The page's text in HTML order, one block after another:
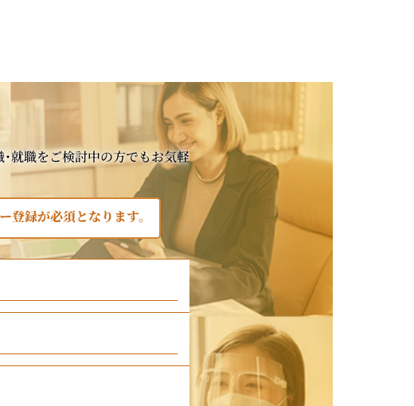
就職をご検討中の方でもお気軽
録が必須となります。